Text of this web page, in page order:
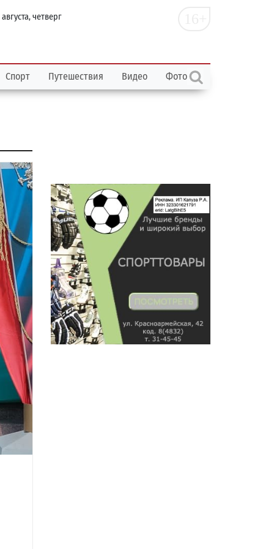
четверг
Спорт Путешествия Видео Фото